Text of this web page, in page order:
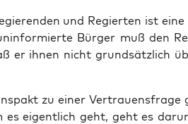
und Regier­ten ist eine
Bür­ger muß den
er ihnen nicht grund­sätz­lich
zu einer Ver­trau­ens­fra­ge
eigent­lich geht, geht es